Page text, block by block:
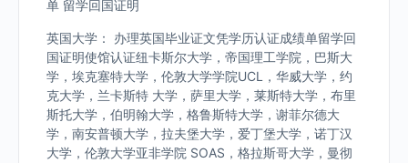
单 留学回国证明
英国大学： 办理英国毕业证文凭学历认证成绩单留学回
国证明使馆认证纽卡斯尔大学，帝国理工学院，巴斯大
学，埃克塞特大学，伦敦大学学院UCL，华威大学，约
克大学，兰卡斯特 大学，萨里大学，莱斯特大学，布里
斯托大学，伯明翰大学，格鲁斯特大学，谢菲尔德大
学，南安普顿大学，拉夫堡大学，爱丁堡大学，诺丁汉
大学，伦敦大学亚非学院 SOAS，格拉斯哥大学，曼彻